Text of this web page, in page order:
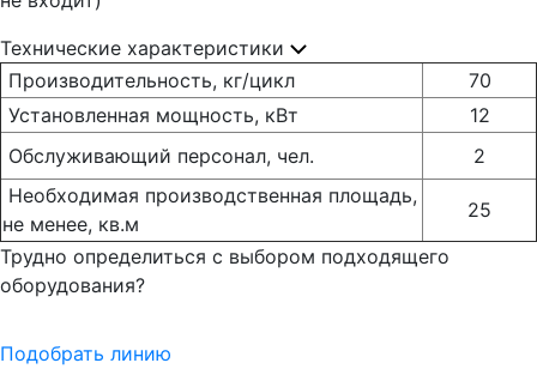
Технические характеристики
Производительность, кг/цикл
70
Установленная мощность, кВт
12
Обслуживающий персонал, чел.
2
Необходимая производственная площадь,
не менее, кв.м
25
Трудно определиться с выбором подходящего
оборудования?
Подобрать линию